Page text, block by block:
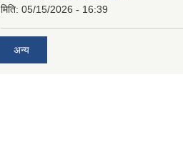
मिति: 05/15/2026 - 16:39
अन्य